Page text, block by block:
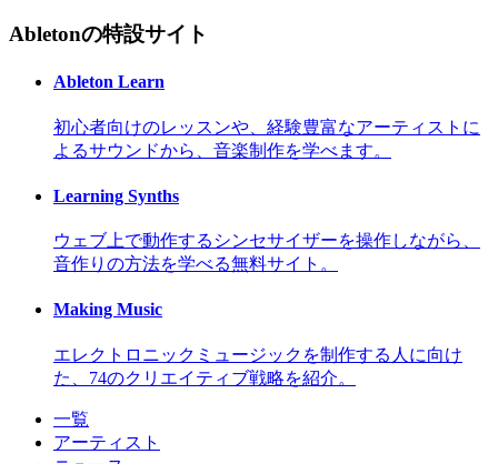
Abletonの特設サイト
Ableton Learn
初心者向けのレッスンや、経験豊富なアーティストに
よるサウンドから、音楽制作を学べます。
Learning Synths
ウェブ上で動作するシンセサイザーを操作しながら、
音作りの方法を学べる無料サイト。
Making Music
エレクトロニックミュージックを制作する人に向け
た、74のクリエイティブ戦略を紹介。
一覧
アーティスト